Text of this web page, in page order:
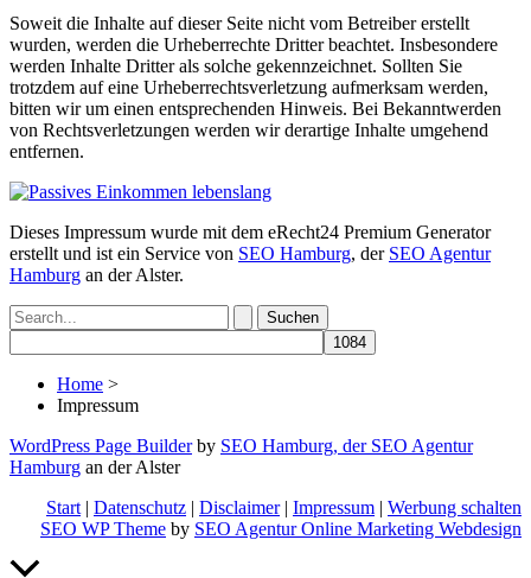
Soweit die Inhalte auf dieser Seite nicht vom Betreiber erstellt
wurden, werden die Urheberrechte Dritter beachtet. Insbesondere
werden Inhalte Dritter als solche gekennzeichnet. Sollten Sie
trotzdem auf eine Urheberrechtsverletzung aufmerksam werden,
bitten wir um einen entsprechenden Hinweis. Bei Bekanntwerden
von Rechtsverletzungen werden wir derartige Inhalte umgehend
entfernen.
Dieses Impressum wurde mit dem eRecht24 Premium Generator
erstellt und ist ein Service von SEO Hamburg, der SEO Agentur
Hamburg an der Alster.
Suchen
nach:
Home >
Impressum
WordPress Page Builderby SEO Hamburg, der SEO Agentur
Hamburg an der Alster
Start | Datenschutz | Disclaimer| Impressum | Werbung schalten
SEO WP Theme by SEO Agentur Online Marketing Webdesign